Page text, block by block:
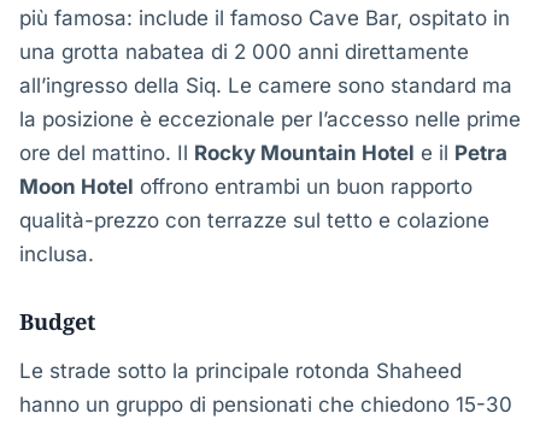
più famosa: include il famoso Cave Bar, ospitato in
una grotta nabatea di 2 000 anni direttamente
all’ingresso della Siq. Le camere sono standard ma
la posizione è eccezionale per l’accesso nelle prime
ore del mattino. Il Rocky Mountain Hotel e il Petra
Moon Hotel offrono entrambi un buon rapporto
qualità-prezzo con terrazze sul tetto e colazione
inclusa.
Budget
Le strade sotto la principale rotonda Shaheed
hanno un gruppo di pensionati che chiedono 15-30